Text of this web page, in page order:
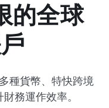
的全球
種貨幣、特快跨境
務運作效率。